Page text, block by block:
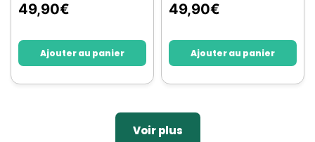
49,90€
Ajouter au panier
49,90€
Ajouter au panier
Voir plus